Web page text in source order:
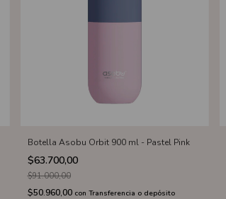
Botella Asobu Orbit 900 ml - Pastel Pink
$63.700,00
$91.000,00
$50.960,00 con Transferencia o depósito